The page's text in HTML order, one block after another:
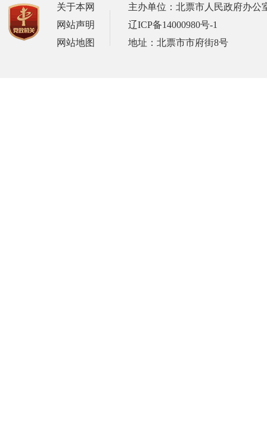
关于本网
网站声明
网站地图
主办单位：北票市人民政府办公
辽ICP备14000980号-1
地址：北票市市府街8号